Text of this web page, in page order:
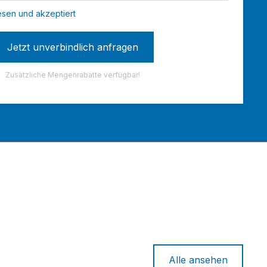
und akzeptiert
Zusätzliche Mengenrabatte verfügbar!
Alle ansehen